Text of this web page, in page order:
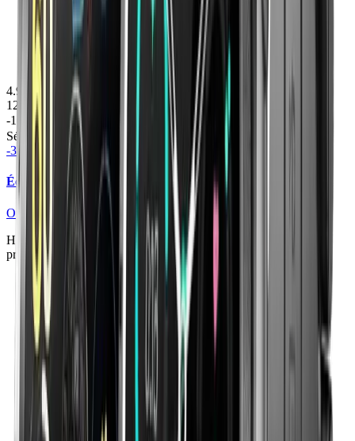
4.9
129.00
Dès89.00
-10% avec le code
BIENVENUE10
sur votre 1ère commande
Sélection de MontreConnectée.Co
-31
Écoutez ce que votre corps vous dit
OptiTrack
HealthSense Pro transforme vos données vitales en conseils
pratiques pour améliorer votre forme chaque jour.